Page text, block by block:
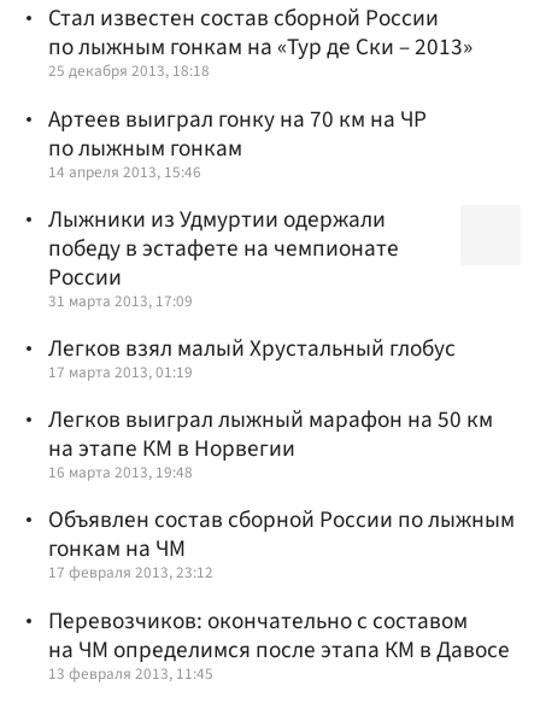
Стал известен состав сборной России
по лыжным гонкам на «Тур де Ски – 2013»
25 декабря 2013, 18:18
Артеев выиграл гонку на 70 км на ЧР
по лыжным гонкам
14 апреля 2013, 15:46
Лыжники из Удмуртии одержали
победу в эстафете на чемпионате
России
31 марта 2013, 17:09
Легков взял малый Хрустальный глобус
17 марта 2013, 01:19
Легков выиграл лыжный марафон на 50 км
на этапе КМ в Норвегии
16 марта 2013, 19:48
Объявлен состав сборной России по лыжным
гонкам на ЧМ
17 февраля 2013, 23:12
Перевозчиков: окончательно с составом
на ЧМ определимся после этапа КМ в Давосе
13 февраля 2013, 11:45